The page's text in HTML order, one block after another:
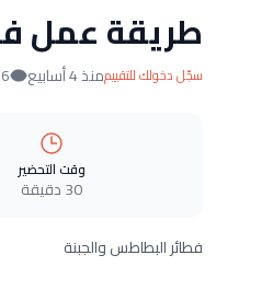
طريقة عمل
سجّل دخولك للتقييممنذ 4 أسابيع
وقت التحضير
30 دقيقة
فطائر البطاطس والجبنة